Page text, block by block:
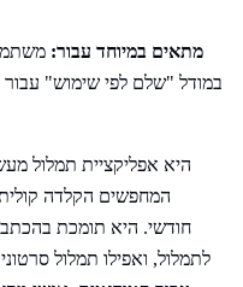
מתאים במיוחד עבור:
במודל "שלם לפי שימוש" עבור
המחפשים הקלדה
חודשי. היא תומכת
לתמלול, ואפילו תמלול